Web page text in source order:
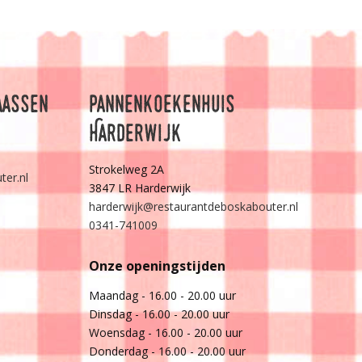
Pannenkoekenhuis
Harderwijk
Strokelweg 2A
3847 LR Harderwijk
harderwijk@restaurantdeboskabouter.nl
0341-741009
Onze openingstijden
Maandag - 16.00 - 20.00 uur
Dinsdag - 16.00 - 20.00 uur
Woensdag - 16.00 - 20.00 uur
Donderdag - 16.00 - 20.00 uur